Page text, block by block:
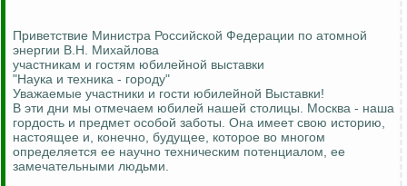
Приветствие Министра Российской Федерации по атомной
энергии В.Н. Михайлова
участникам и гостям юбилейной выставки
"Наука и техника - городу"
Уважаемые участники и гости юбилейной Выставки!
В эти дни мы отмечаем юбилей нашей столицы. Москва - наша
гордость и предмет особой заботы. Она имеет свою историю,
настоящее и, конечно, будущее, которое во многом
определяется ее научно техническим потенциалом, ее
замечательными людьми.